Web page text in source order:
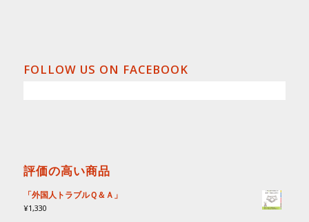
FOLLOW US ON FACEBOOK
評価の高い商品
「外国人トラブルＱ＆Ａ」
¥1,330